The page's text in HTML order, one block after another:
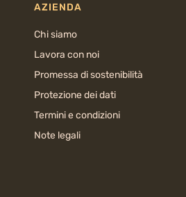
AZIENDA
Chi siamo
Lavora con noi
Promessa di sostenibilità
Protezione dei dati
Termini e condizioni
Note legali